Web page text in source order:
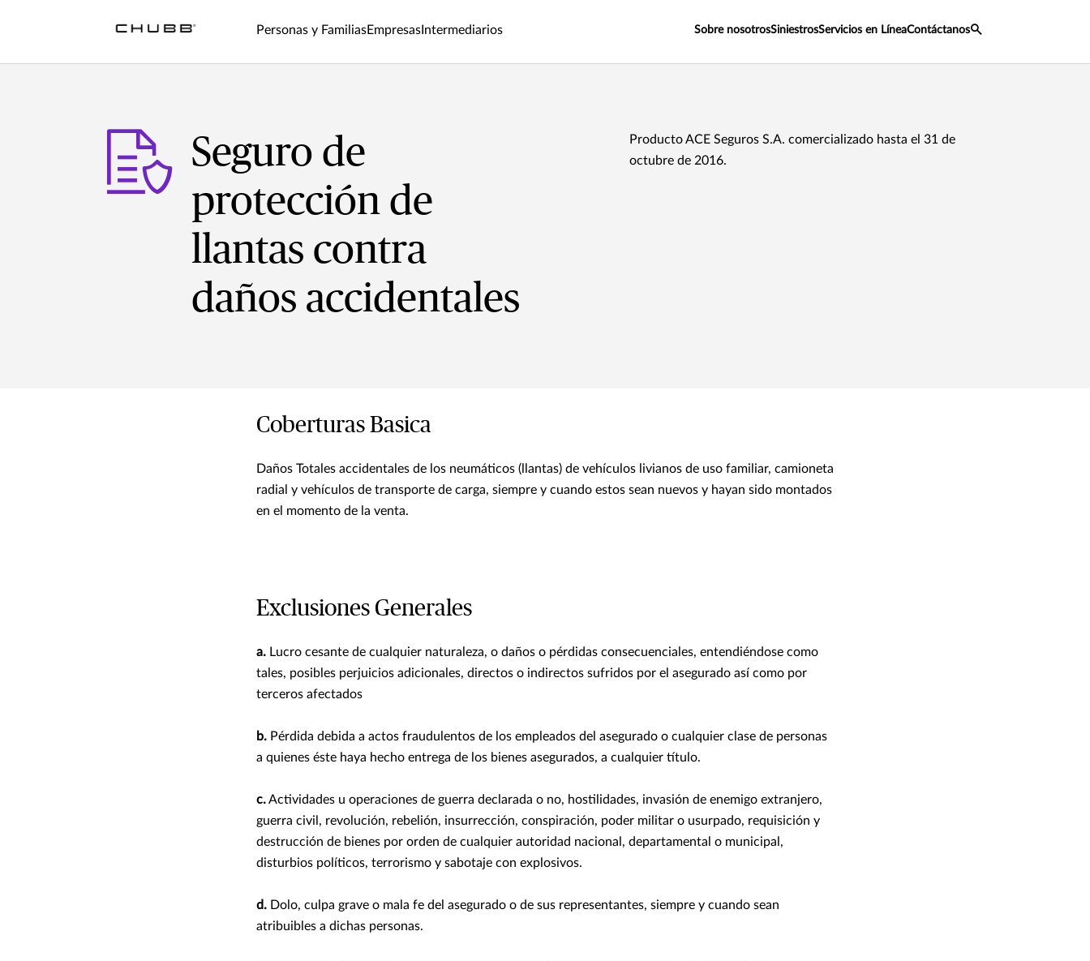
Personas y FamiliasEmpresas Intermediarios Sobre nosotrosSiniestrosServicios en LíneaContáctanos
Seguro de
protección de
llantas contra
daños accidentales
Producto ACE Seguros S.A. comercializado hasta el 31 de
octubre de 2016.
Coberturas Basica
Daños Totales accidentales de los neumáticos (llantas) de vehículos livianos de uso familiar, camioneta
radial y vehículos de transporte de carga, siempre y cuando estos sean nuevos y hayan sido montados
en el momento de la venta.
Exclusiones Generales
a. Lucro cesante de cualquier naturaleza, o daños o pérdidas consecuenciales, entendiéndose como
tales, posibles perjuicios adicionales, directos o indirectos sufridos por el asegurado así como por
terceros afectados
b. Pérdida debida a actos fraudulentos de los empleados del asegurado o cualquier clase de personas
a quienes éste haya hecho entrega de los bienes asegurados, a cualquier título.
c.Actividades u operaciones de guerra declarada o no, hostilidades, invasión de enemigo extranjero,
guerra civil, revolución, rebelión, insurrección, conspiración, poder militar o usurpado, requisición y
destrucción de bienes por orden de cualquier autoridad nacional, departamental o municipal,
disturbios políticos, terrorismo y sabotaje con explosivos.
d. Dolo, culpa grave o mala fe del asegurado o de sus representantes, siempre y cuando sean
atribuibles a dichas personas.